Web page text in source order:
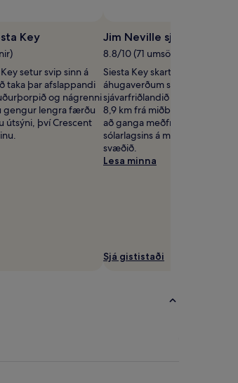
Key
setur svip sinn á
taka þar afslappandi
og nágrenni
gengur lengra færðu
útsýni, því Crescent
Jim Neville
8.8/10 (71 umsögn)
Siesta Key skartar fjölmörgum
áhugaverðum stöðum og er
sjávarfriðlandið þar á meðal, í
8,9 km frá miðbænum. Nýttu
að ganga meðfram
sólarlagsins á meðan þú
svæðið.
Lesa minna
Sjá gististaði